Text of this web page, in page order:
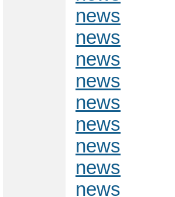
news
news
news
news
news
news
news
news
news